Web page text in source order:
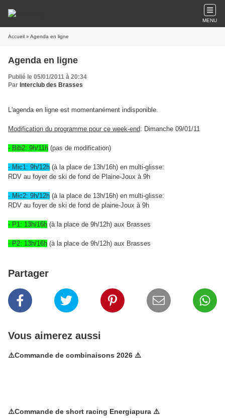
MENU
Accueil » Agenda en ligne
Agenda en ligne
Publié le 05/01/2011 à 20:34
Par Interclub des Brasses
L'agenda en ligne est momentanément indisponible.
Modification du programme pour ce week-end: Dimanche 09/01/11
- Bib2: 9h/11h (pas de modification)
- Mic1: 9h/12h (à la place de 13h/16h) en multi-glisse:
RDV au foyer de ski de fond de Plaine-Joux à 9h
- Mic2: 9h/12h (à la place de 13h/16h) en multi-glisse:
RDV au foyer de ski de fond de plaine-Joux à 9h
- P1: 13h/16h (à la place de 9h/12h) aux Brasses
- P2: 13h/16h (à la place de 9h/12h) aux Brasses
Partager
Vous aimerez aussi
⚠️Commande de combinaisons 2026 ⚠️
⚠️Commande de short racing Energiapura ⚠️